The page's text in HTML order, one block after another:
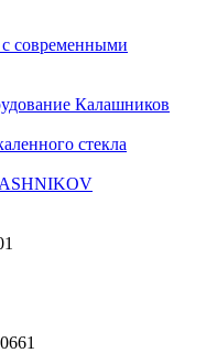
современными
Калашников
стекла